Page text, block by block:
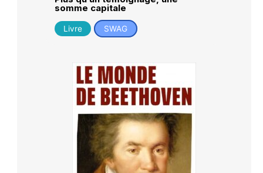
somme capitale
Livre SWAG